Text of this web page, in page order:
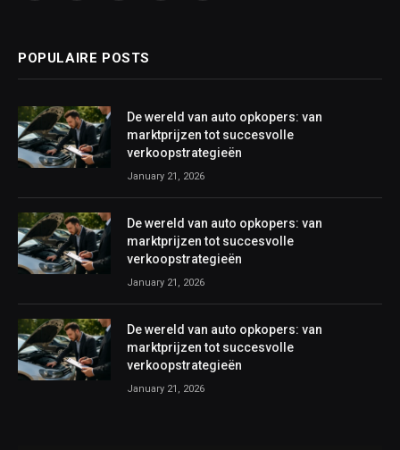
POPULAIRE POSTS
De wereld van auto opkopers: van
marktprijzen tot succesvolle
verkoopstrategieën
January 21, 2026
De wereld van auto opkopers: van
marktprijzen tot succesvolle
verkoopstrategieën
January 21, 2026
De wereld van auto opkopers: van
marktprijzen tot succesvolle
verkoopstrategieën
January 21, 2026